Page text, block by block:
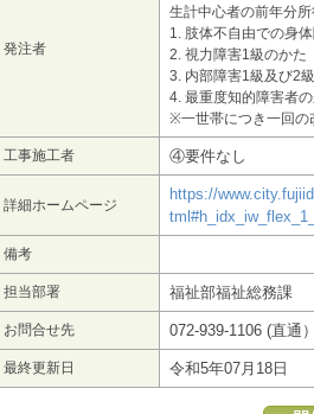
発注者
生計中心者の前年分
1. 肢体不自由での身
2. 視力障害1級のかた
3. 内部障害1級及び2
4. 最重度知的障害者
※一世帯につき一回の
工事施工者 ④要件なし
詳細ホームページ
https://
備考
担当部署 福祉部福祉総務課
お問合せ先 072-939-1106 (直通）
最終更新日 令和5年07月18日